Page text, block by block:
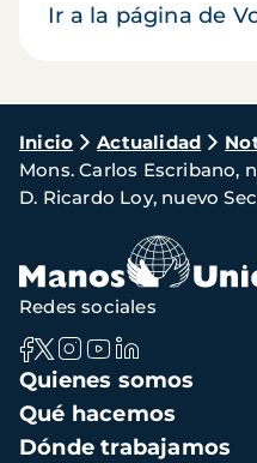
Ir a la página de
Ruta
de
navegación
Inicio Actualidad
Mons. Carlos Escribano,
D. Ricardo Loy, nuevo
Navegación
principal
Quienes somos
Qué hacemos
Dónde trabajamos
Redes sociales